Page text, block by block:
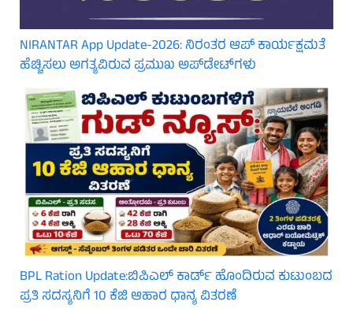
NIRANTAR App Update-2026: ನಿರಂತರ ಆಪ್ ಕಾರ್ಯಕ್ಷಮತೆ
ಹೆಚ್ಚಿಸಲು ಅಗತ್ಯವಿರುವ ಪ್ರಮುಖ ಅಪ್‌ಡೇಟ್‌ಗಳು
BPL Ration Update:ಬಿಪಿಎಲ್‌ ಕಾರ್ಡ್ ಹೊಂದಿರುವ ಕುಟುಂಬದ
ಪ್ರತಿ ಸದಸ್ಯನಿಗೆ 10 ಕೆಜಿ ಆಹಾರ ಧಾನ್ಯ ವಿತರಣೆ